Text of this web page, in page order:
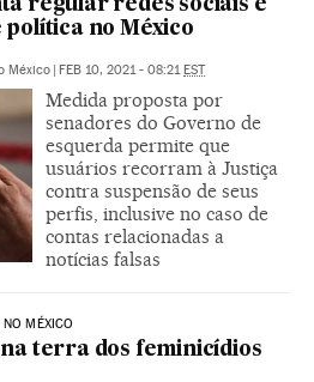
regular redes sociais e
no México
México FEB 10, 2021 - 08:21 EST
Medida proposta por
senadores do Governo de
esquerda permite que
usuários recorram à Justiça
contra suspensão de seus
perfis, inclusive no caso de
contas relacionadas a
notícias falsas
MÉXICO
terra dos feminicídios